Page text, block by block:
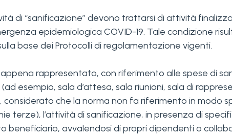
di “sanificazione” devono trattarsi di attività
epidemiologica COVID-19. Tale condizione
base dei Protocolli di regolamentazione vigenti.
rappresentato, con riferimento alle spese di
esempio, sala d’attesa, sala riunioni, sala di
considerato che la norma non fa riferimento in modo
terze), l’attività di sanificazione, in presenza di
beneficiario, avvalendosi di propri dipendenti o